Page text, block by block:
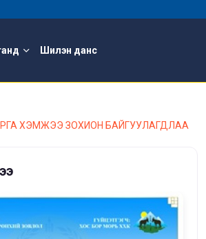
Шилэн данс
ХЭМЖЭЭ ЗОХИОН БАЙГУУЛАГДЛАА